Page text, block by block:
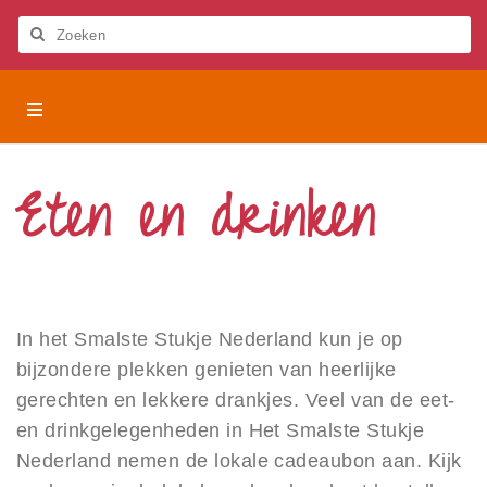
Deze
website
een
toegankelijkheidssysteem.
Het Smalste Stukje Nederland
Beleven
Cafetaria
Lunchroom
Café
Koffiebar
Stukje
Eten en drinken
In het Smalste Stukje Nederland kun je op
bijzondere plekken genieten van heerlijke
gerechten en lekkere drankjes. Veel van de eet-
en drinkgelegenheden in Het Smalste Stukje
Nederland nemen de lokale cadeaubon aan. Kijk